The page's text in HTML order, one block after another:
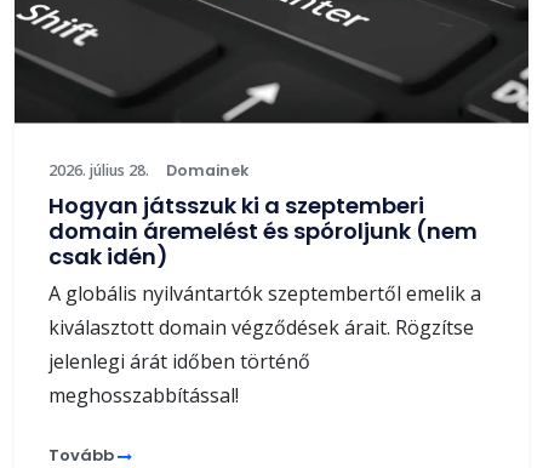
2026. július 28. Domainek
Hogyan játsszuk ki a szeptemberi
domain áremelést és spóroljunk (nem
csak idén)
A globális nyilvántartók szeptembertől emelik a
kiválasztott domain végződések árait. Rögzítse
jelenlegi árát időben történő
meghosszabbítással!
Tovább